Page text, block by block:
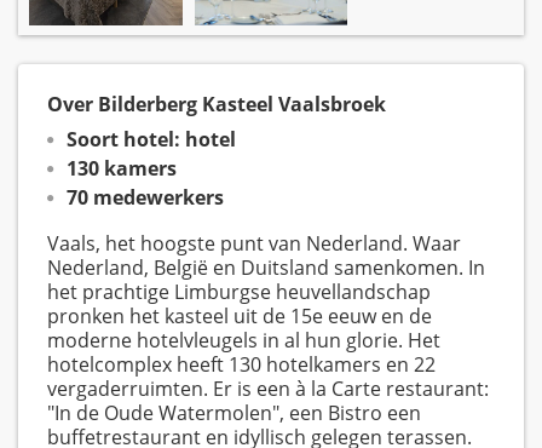
Over Bilderberg Kasteel Vaalsbroek
Soort hotel: hotel
130 kamers
70 medewerkers
Vaals, het hoogste punt van Nederland. Waar
Nederland, België en Duitsland samenkomen. In
het prachtige Limburgse heuvellandschap
pronken het kasteel uit de 15e eeuw en de
moderne hotelvleugels in al hun glorie. Het
hotelcomplex heeft 130 hotelkamers en 22
vergaderruimten. Er is een à la Carte restaurant:
"In de Oude Watermolen", een Bistro een
buffetrestaurant en idyllisch gelegen terassen.